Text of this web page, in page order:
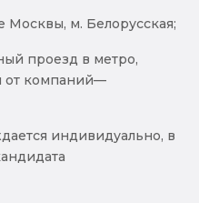
м. Белорусская;
проезд в метро,
от компаний—
индивидуально, в